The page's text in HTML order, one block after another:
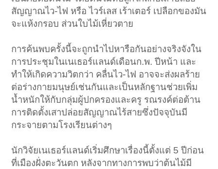
สัญญาณไว-ไฟ หรือ ไวร์เลส เร้าเตอร์ เปลือกของมัน
จะแห้งกรอบ ส่วนใบไม้เหี่ยวตาย
การค้นพบครั้งนี้จะถูกนำไปหารือกันอย่างจริงจังใน
การประชุมในเนเธอร์แลนด์เดือนก.พ. ปีหน้า และ
ทำให้เกิดความวิตกว่า คลื่นไว-ไฟ อาจจะส่งผลร้าย
ต่อร่างกายมนุษย์เช่นกันและเป็นหลักฐานช่วยเพิ่ม
น้ำหนักให้กับกลุ่มผู้ปกครองและครู รณรงค์ต่อต้าน
การติดตั้งเสาปล่อยสัญญาณไร้สายซึ่งปัจจุบันมี
กระจายตามโรงเรียนต่างๆ
นักวิจัยเนเธอร์แลนด์เริ่มศึกษาเรื่องนี้ตั้งแต่ 5 ปีก่อน
ที่เมืองฝั่งตะวันตก หลังจากทางการพบว่าต้นไม้มี